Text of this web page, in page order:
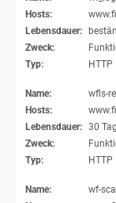
Hosts:
Lebensdauer:
Zweck:
Typ:
HTTP
Name:
wfls-
Hosts:
Lebensdauer: 30
Zweck:
Typ:
HTTP
Name:
wf-